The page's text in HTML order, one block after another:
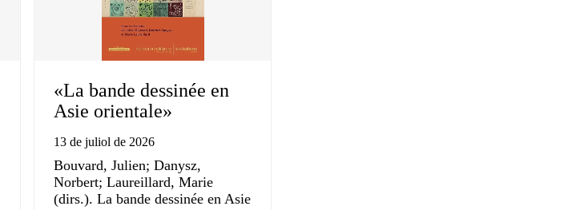
«La bande dessinée en
Asie orientale»
13 de juliol de 2026
Bouvard, Julien; Danysz,
Norbert; Laureillard, Marie
(dirs.). La bande dessinée en Asie